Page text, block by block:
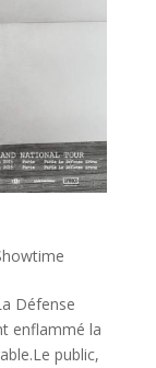
Défense
enflammé la
public,